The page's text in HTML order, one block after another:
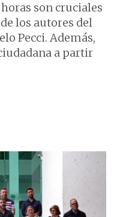
son cruciales
los autores del
Pecci. Además,
a partir